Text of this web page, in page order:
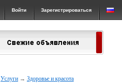
Войти Зарегистрироваться
Услуги →Здоровье и красота